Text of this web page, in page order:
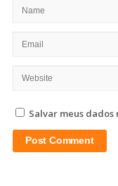
Salvar meus